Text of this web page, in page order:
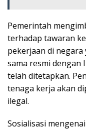
Pemerintah
terhadap tawaran
pekerjaan di
sama resmi dengan
telah ditetapkan.
tenaga kerja akan
ilegal.
Sosialisasi